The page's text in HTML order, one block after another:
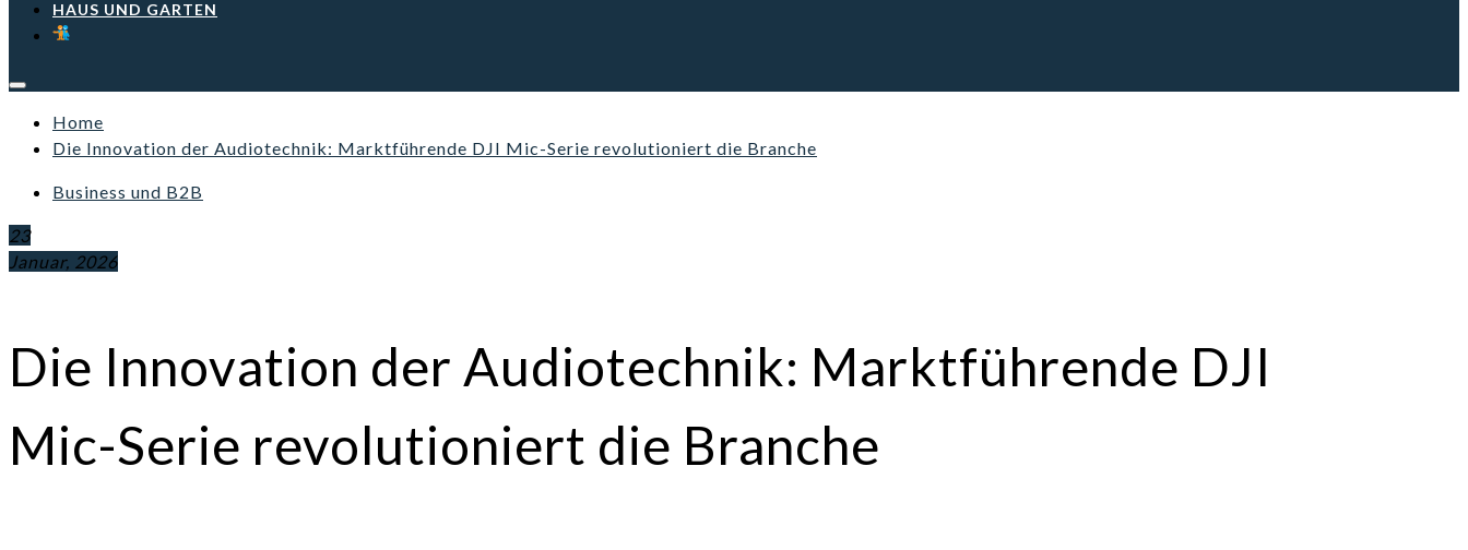
HAUS UND GARTEN
Home
Die Innovation der Audiotechnik: Marktführende DJI Mic-Serie revolutioniert die Branche
Business und B2B
23
Januar, 2026
Die Innovation der Audiotechnik: Marktführende DJI
Mic-Serie revolutioniert die Branche